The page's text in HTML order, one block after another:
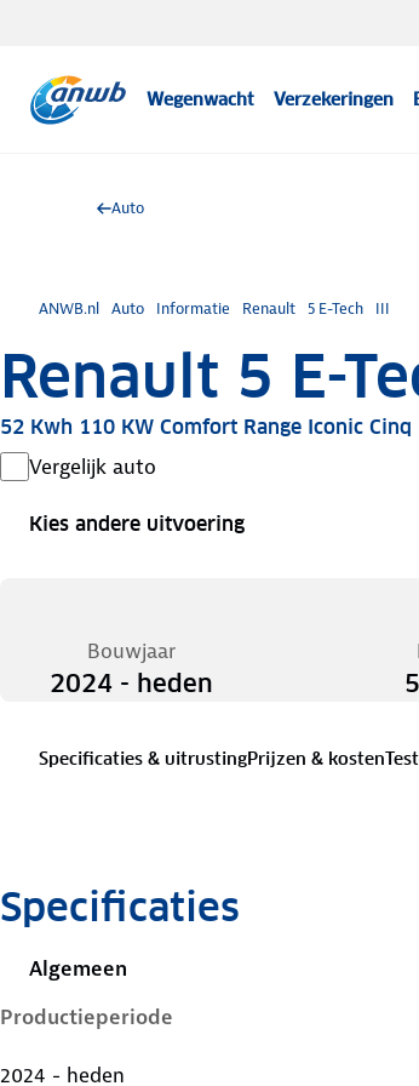
Wegenwacht Verzekeringen
Auto
ANWB.nl Auto Informatie Renault 5 E-Tech III
Renault 5 E-
52 Kwh 110 KW Comfort Range Iconic Cinq
Vergelijk auto
Kies andere uitvoering
Bouwjaar
2024 - heden
Specificaties & uitrustingPrijzen & kosten
Specificaties
Algemeen
Productieperiode
2024 - heden